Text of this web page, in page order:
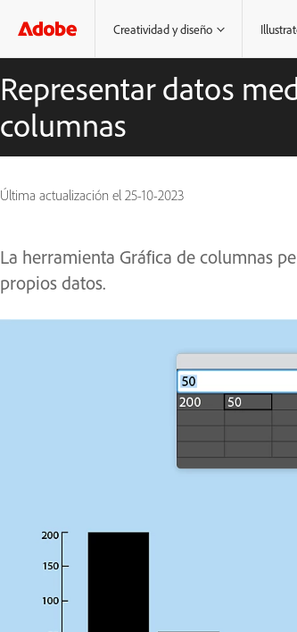
Creatividad y diseño
Representar datos
columnas
Última actualización el 25-10-2023
La herramienta Gráfica de columnas
propios datos.